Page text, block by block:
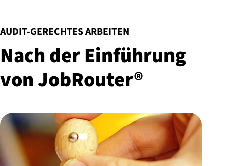
AUDIT-GERECHTES ARBEITEN
:
Nach der Einführung
von JobRouter®